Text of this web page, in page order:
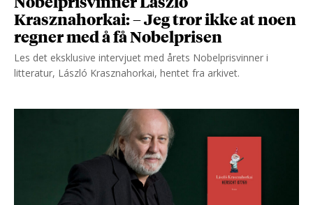
Krasznahorkai: – Jeg tror ikke at noen
regner med å få Nobelprisen
Les det eksklusive intervjuet med årets Nobelprisvinner i
litteratur, László Krasznahorkai, hentet fra arkivet.